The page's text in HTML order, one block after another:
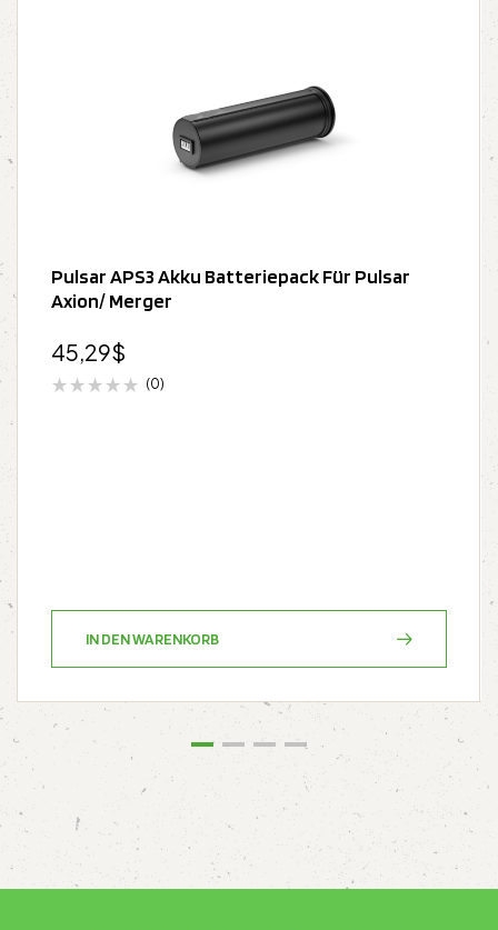
Pulsar APS3 Akku Batteriepack Für Pulsar
Axion/ Merger
45,29$
(0)
IN DEN WARENKORB